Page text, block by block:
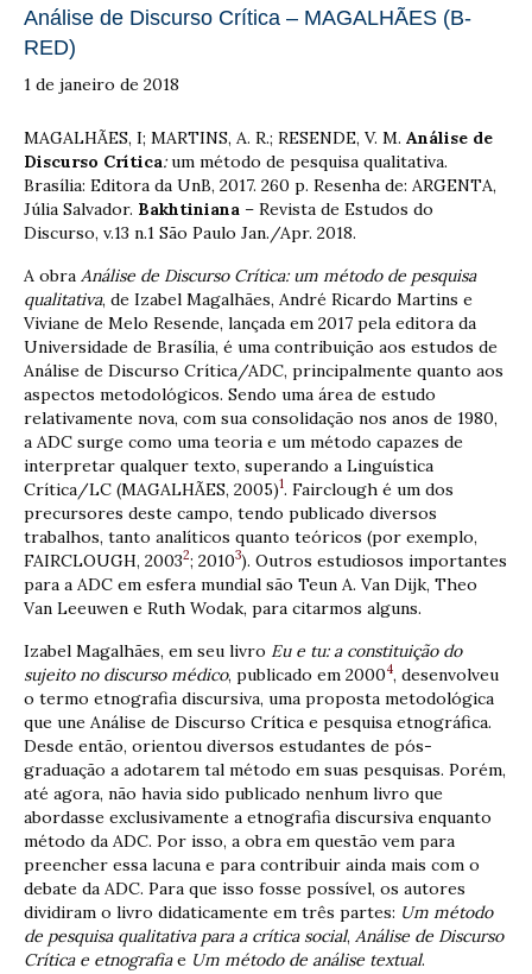
Análise de Discurso Crítica – MAGALHÃES (B-
RED)
1 de janeiro de 2018
MAGALHÃES, I; MARTINS, A. R.; RESENDE, V. M. Análise de
Discurso Crítica:um método de pesquisa qualitativa.
Brasília: Editora da UnB, 2017. 260 p. Resenha de: ARGENTA,
Júlia Salvador. Bakhtiniana – Revista de Estudos do
Discurso, v.13 n.1 São Paulo Jan./Apr. 2018.
A obra Análise de Discurso Crítica: um método de pesquisa
qualitativa, de Izabel Magalhães, André Ricardo Martins e
Viviane de Melo Resende, lançada em 2017 pela editora da
Universidade de Brasília, é uma contribuição aos estudos de
Análise de Discurso Crítica/ADC, principalmente quanto aos
aspectos metodológicos. Sendo uma área de estudo
relativamente nova, com sua consolidação nos anos de 1980,
a ADC surge como uma teoria e um método capazes de
interpretar qualquer texto, superando a Linguística
Crítica/LC (MAGALHÃES, 2005)1. Fairclough é um dos
precursores deste campo, tendo publicado diversos
trabalhos, tanto analíticos quanto teóricos (por exemplo,
FAIRCLOUGH, 20032; 20103). Outros estudiosos importantes
para a ADC em esfera mundial são Teun A. Van Dijk, Theo
Van Leeuwen e Ruth Wodak, para citarmos alguns.
Izabel Magalhães, em seu livro Eu e tu: a constituição do
sujeito no discurso médico, publicado em 20004, desenvolveu
o termo etnografia discursiva, uma proposta metodológica
que une Análise de Discurso Crítica e pesquisa etnográfica.
Desde então, orientou diversos estudantes de pós-
graduação a adotarem tal método em suas pesquisas. Porém,
até agora, não havia sido publicado nenhum livro que
abordasse exclusivamente a etnografia discursiva enquanto
método da ADC. Por isso, a obra em questão vem para
preencher essa lacuna e para contribuir ainda mais com o
debate da ADC. Para que isso fosse possível, os autores
dividiram o livro didaticamente em três partes: Um método
de pesquisa qualitativa para a crítica social, Análise de Discurso
Crítica e etnografiae Um método de análise textual.